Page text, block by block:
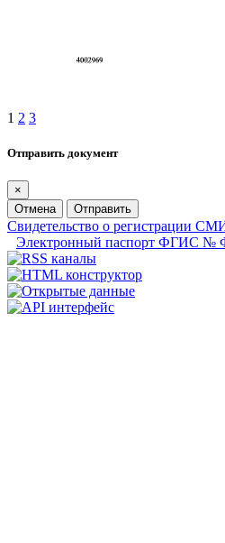
1 2 3
Отправить документ
×
Отмена
Отправить
Свидетельство о регистрации
Электронный паспорт ФГИС №